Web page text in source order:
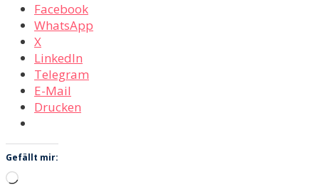
Facebook
WhatsApp
X
LinkedIn
Telegram
E-Mail
Drucken
Gefällt mir:
Wird